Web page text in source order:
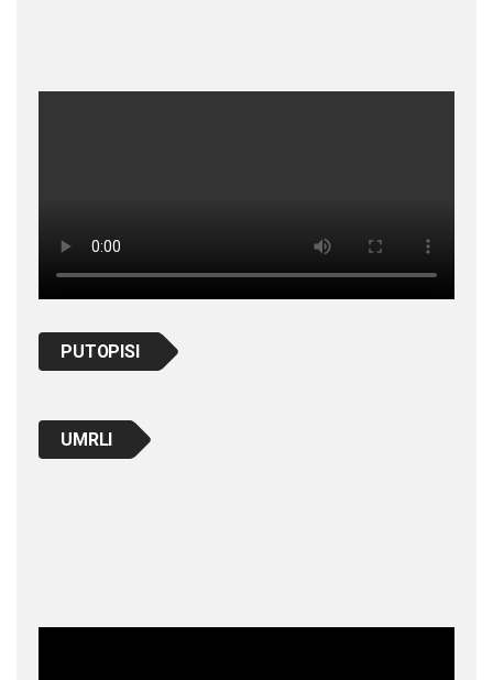
PUTOPISI
UMRLI